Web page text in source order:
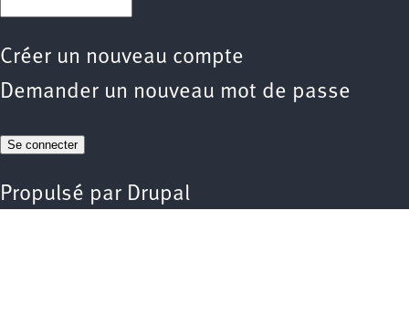
Créer un nouveau compte
Demander un nouveau mot de passe
Propulsé par Drupal